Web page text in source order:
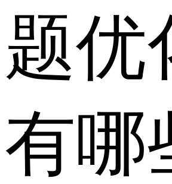
题优
有哪